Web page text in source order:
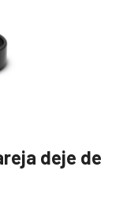
deje de